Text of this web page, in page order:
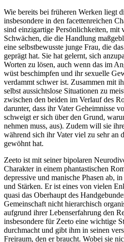
Wie bereits bei früheren Werken liegt
insbesondere in den facettenreichen
sind einzigartige Persönlichkeiten, mit
Schwächen, die die Handlung
eine selbstbewusste junge Frau, die
geprägt hat. Sie hat gelernt, sich
Worten zu lösen, auch wenn das im
wüst beschimpfen und ihr sexuelle
verdammt schwer ist. Zusammen mit
selbst aussichtslose Situationen zu
zwischen den beiden im Verlauf des
darunter, dass ihr Vater Geheimnisse
schweigt er sich über den Grund,
nehmen muss, aus). Zudem will sie
während sich ihr Vater viel zu sehr an
gewöhnt hat.
Zeeto ist mit seiner bipolaren
Charakter in einem phantastischen
depressive und manische Phasen ab,
und Stärken. Er ist eines von vielen
quasi das Oberhaupt des
Gemeinschaft nicht hierarchisch
aufgrund ihrer Lebenserfahrung den
insbesondere für Zeeto eine wichtige
durchmacht und gibt ihm in seinen
Freiraum, den er braucht. Wobei sie